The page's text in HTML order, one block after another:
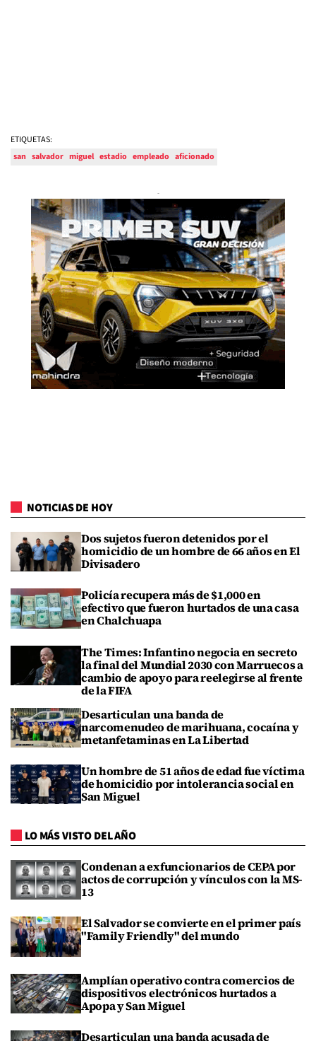
ETIQUETAS:
san salvador miguel estadio empleado aficionado
NOTICIAS DE HOY
Dos sujetos fueron detenidos por el
homicidio de un hombre de 66 años en El
Divisadero
Policía recupera más de $1,000 en
efectivo que fueron hurtados de una casa
en Chalchuapa
The Times: Infantino negocia en secreto
la final del Mundial 2030 con Marruecos a
cambio de apoyo para reelegirse al frente
de la FIFA
Desarticulan una banda de
narcomenudeo de marihuana, cocaína y
metanfetaminas en La Libertad
Un hombre de 51 años de edad fue víctima
de homicidio por intolerancia social en
San Miguel
LO MÁS VISTO DEL AÑO
Condenan a exfuncionarios de CEPA por
actos de corrupción y vínculos con la MS-
13
El Salvador se convierte en el primer país
"Family Friendly" del mundo
Amplían operativo contra comercios de
dispositivos electrónicos hurtados a
Apopa y San Miguel
Desarticulan una banda acusada de